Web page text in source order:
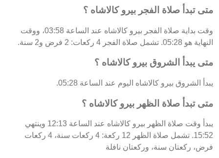
متى تبدأ صلاة الفجر بيرو كالاشاه ؟
وقت بداية صلاة الفجر بيرو كالاشاه عند الساعة 03:58، ووقت
النهاية هو 05:28. تشمل صلاة الفجر 4 ركعات: 2 فرض و2 سنة.
متى يبدأ الشروق بيرو كالاشاه ؟
يبدأ الشروق بيرو كالاشاه اليوم عند الساعة 05:28.
متى تبدأ صلاة الظهر بيرو كالاشاه ؟
يبدأ وقت صلاة الظهر بيرو كالاشاه عند الساعة 12:13 وينتهي
15:52. تشمل صلاة الظهر 12 ركعة: 4 ركعات سنة، 4 ركعات
فرض، ركعتان سنة، وركعتان نافلة